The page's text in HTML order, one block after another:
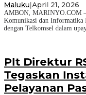
Maluku April 21, 2026
AMBON, MARINYO.COM
Komunikasi dan Informatika
dengan Telkomsel dalam
Plt Direktur
Tegaskan
Pelayanan